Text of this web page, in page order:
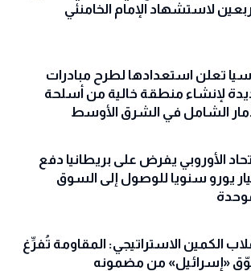
لاستشهاد الإمام الخامنئي
تعلن استعدادها لطرح مبادرات
لإنشاء منطقة خالية من أسلحة
الشامل في الشرق الأوسط
الأوروبي يفرض على بريطانيا دفع
يورو سنويا للوصول إلى السوق
الكمين الاستراتيجي: المقاومة تُفرِّغ
«إسرائيل» من مضمونه